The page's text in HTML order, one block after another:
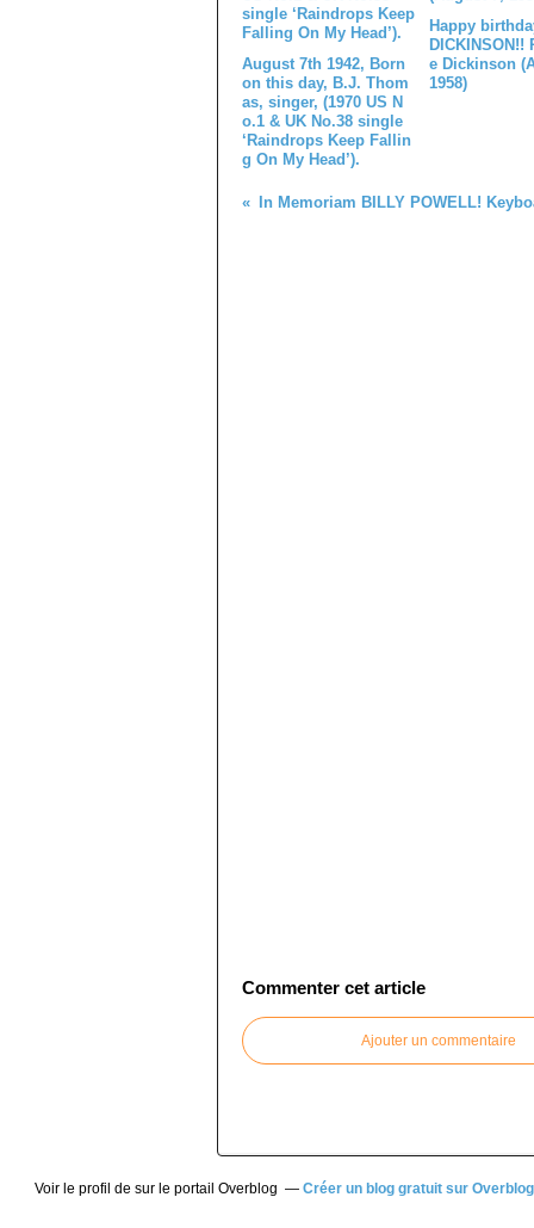
August 7th 1942, Born
on this day, B.J. Thom
as, singer, (1970 US N
o.1 & UK No.38 single
‘Raindrops Keep Fallin
g On My Head’).
Happy
DICKINSON!!
e Dickinson
1958)
Commenter cet article
Ajouter un commentaire
Voir le profil de sur le portail Overblog Créer un blog gratuit sur Overblog